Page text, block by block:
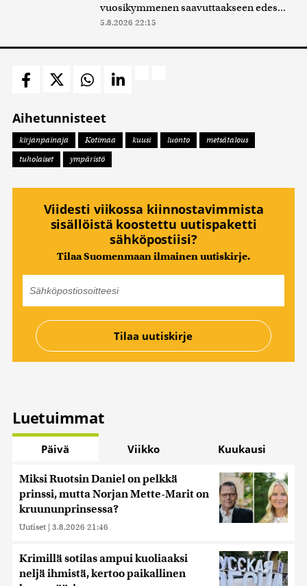
vuosikymmenen saavuttaakseen edes...
5.8.2026 22:15
Aihetunnisteet
kirjanpainaja Kotimaa kuusi luonto
metsätalous
tuholaiset
ympäristö
Viidesti viikossa kiinnostavimmista
sisällöistä koostettu uutispaketti
sähköpostiisi?
Tilaa Suomenmaan ilmainen uutiskirje.
Luetuimmat
Päivä Viikko Kuukausi
Miksi Ruotsin Daniel on pelkkä
prinssi, mutta Norjan Mette-Marit on
kruununprinsessa?
Uutiset | 3.8.2026 21:46
Krimillä sotilas ampui kuoliaaksi
neljä ihmistä, kertoo paikallinen